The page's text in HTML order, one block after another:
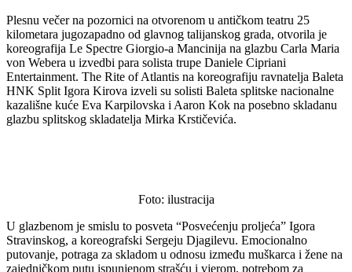
Plesnu večer na pozornici na otvorenom u antičkom teatru 25
kilometara jugozapadno od glavnog talijanskog grada, otvorila je
koreografija Le Spectre Giorgio-a Mancinija na glazbu Carla Maria
von Webera u izvedbi para solista trupe Daniele Cipriani
Entertainment. The Rite of Atlantis na koreografiju ravnatelja Baleta
HNK Split Igora Kirova izveli su solisti Baleta splitske nacionalne
kazališne kuće Eva Karpilovska i Aaron Kok na posebno skladanu
glazbu splitskog skladatelja Mirka Krstičevića.
Foto: ilustracija
U glazbenom je smislu to posveta “Posvećenju proljeća” Igora
Stravinskog, a koreografski Sergeju Djagilevu. Emocionalno
putovanje, potraga za skladom u odnosu između muškarca i žene na
zajedničkom putu ispunjenom strašću i vjerom, potrebom za